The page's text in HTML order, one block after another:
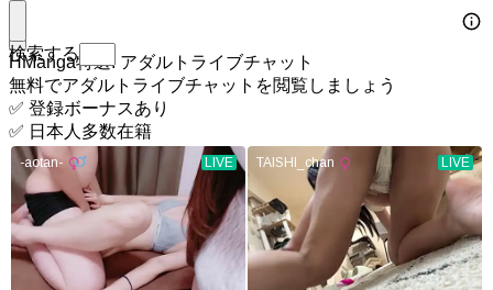
検索する
HManga特選: アダルトライブチャット
無料でアダルトライブチャットを閲覧しましょう
✅ 登録ボーナスあり
✅ 日本人多数在籍